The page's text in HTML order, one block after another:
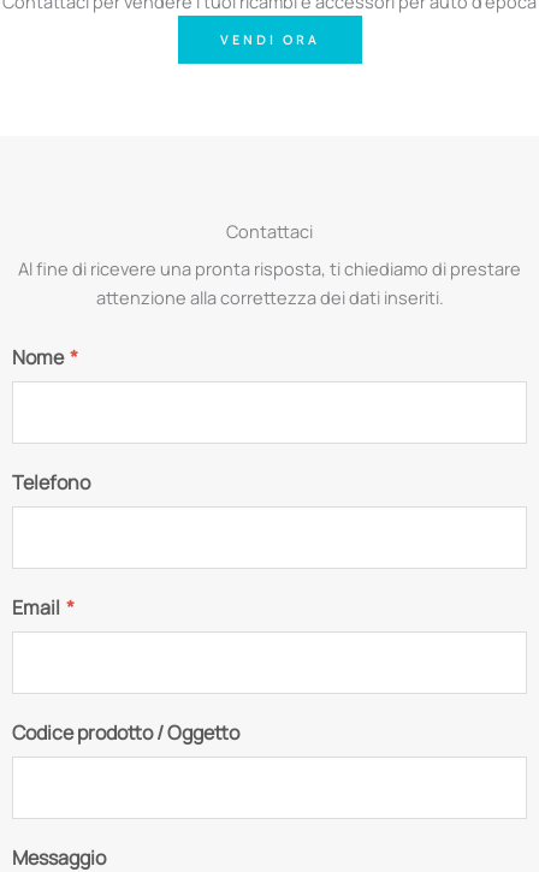
VENDI ORA
Contattaci
Al fine di ricevere una pronta risposta, ti chiediamo di prestare
attenzione alla correttezza dei dati inseriti.
Nome*
Telefono
Email *
Codice prodotto / Oggetto
Messaggio